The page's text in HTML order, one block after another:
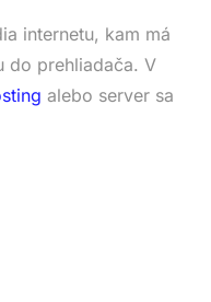
internetu, kam má
do prehliadača. V
alebo server sa